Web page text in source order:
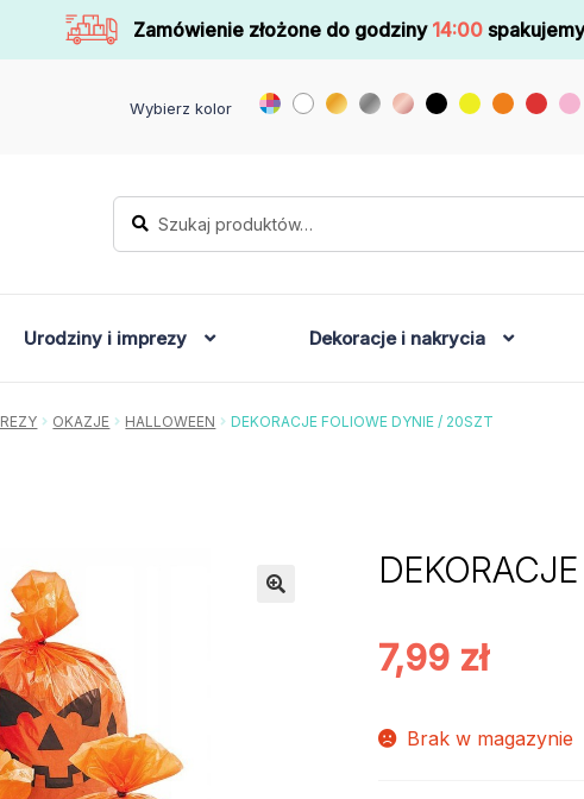
Zamówienie złożone do godziny 14:00
Wybierz kolor
Szukaj:
Szukaj
Urodziny i imprezy Dekoracje i nakrycia
OKAZJE HALLOWEEN DEKORACJE FOLIOWE DYNIE / 20SZT
7,99 zł
Brak w magazynie